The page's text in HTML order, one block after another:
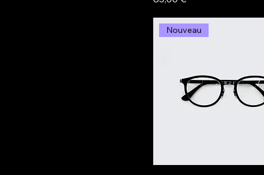
Nouveau